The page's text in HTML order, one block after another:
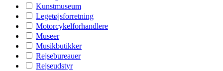
Kunstmuseum
Legetøjsforretning
Motorcykelforhandlere
Museer
Musikbutikker
Rejsebureauer
Rejseudstyr